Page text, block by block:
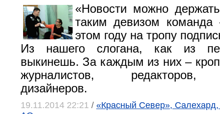
«Новости можно
таким девизом
этом году на тропу
Из нашего слогана, как из
выкинешь. За каждым из них –
журналистов, редакторов,
дизайнеров.
19.11.2014 22:21 / «Красный Север»,